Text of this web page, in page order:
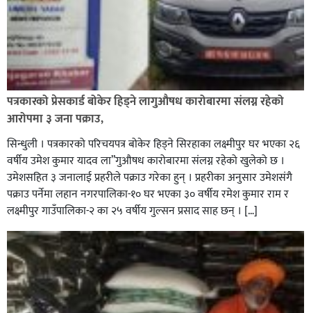
पत्रकारको प्रेसकार्ड बोकेर हिड्ने लागुऔषध कारोबारमा संलग्न रहेको
आरोपमा ३ जना पक्राउ,
सिन्धुली । पत्रकारको परिचयपत्र बोकेर हिड्ने सिरहाका लक्ष्मीपुर घर भएका २६
वर्षीय उमेश कुमार यादव ला”गुऔषध कारोबारमा संलग्न रहेको खुलेको छ ।
उमेशसहित ३ जनालाई प्रहरीले पक्राउ गरेका हुन् । प्रहरीका अनुसार उमेशसंगै
पक्राउ पर्नेमा लहान नगरपालिका-१० घर भएका ३० वर्षीय रमेश कुमार राम र
लक्ष्मीपुर गाउँपालिका-२ का २५ वर्षीय गुल्सन प्रसाद साह छन् । […]